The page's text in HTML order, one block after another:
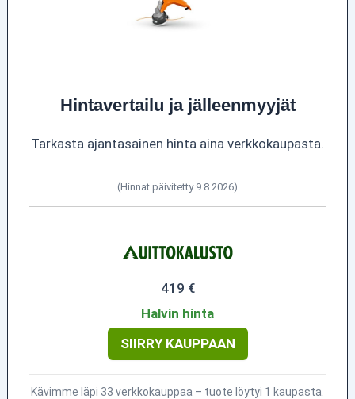
Hintavertailu ja jälleenmyyjät
Tarkasta ajantasainen hinta aina verkkokaupasta.
(Hinnat päivitetty 9.8.2026)
419 €
Halvin hinta
SIIRRY KAUPPAAN
Kävimme läpi 33 verkkokauppaa – tuote löytyi 1 kaupasta.